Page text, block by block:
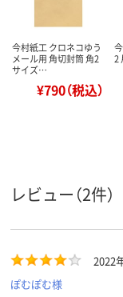
今村紙工 クロネコゆう
メール用 角切封筒 角2
サイズ…
¥790（税込）
2
レビュー（2件）
2022
ぽむぽむ様